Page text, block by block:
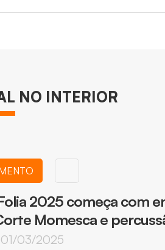
NO INTERIOR
2025 começa com
Momesca e
01/03/2025